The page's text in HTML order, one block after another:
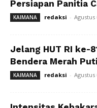
Persiapan Panitia
KAIMANA redaksi - Agustus
Jelang HUT RI ke-
Bendera Merah
KAIMANA redaksi - Agustus